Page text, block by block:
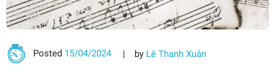
Posted 15/04/2024 by Lê Thanh Xuân